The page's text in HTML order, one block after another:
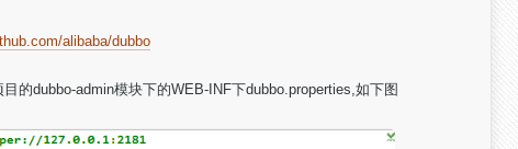
alibaba/dubbo
目的dubbo-admin模块下的WEB-INF下dubbo.properties,如下图